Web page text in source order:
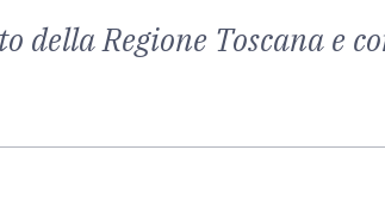
della Regione Toscana e